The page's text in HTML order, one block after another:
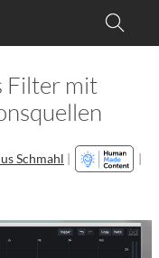
Filter mit
Schmahl |
|